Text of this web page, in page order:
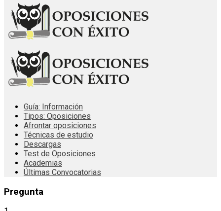
Guía: Información
Tipos: Oposiciones
Afrontar oposiciones
Técnicas de estudio
Descargas
Test de Oposiciones
Academias
Últimas Convocatorias
Pregunta